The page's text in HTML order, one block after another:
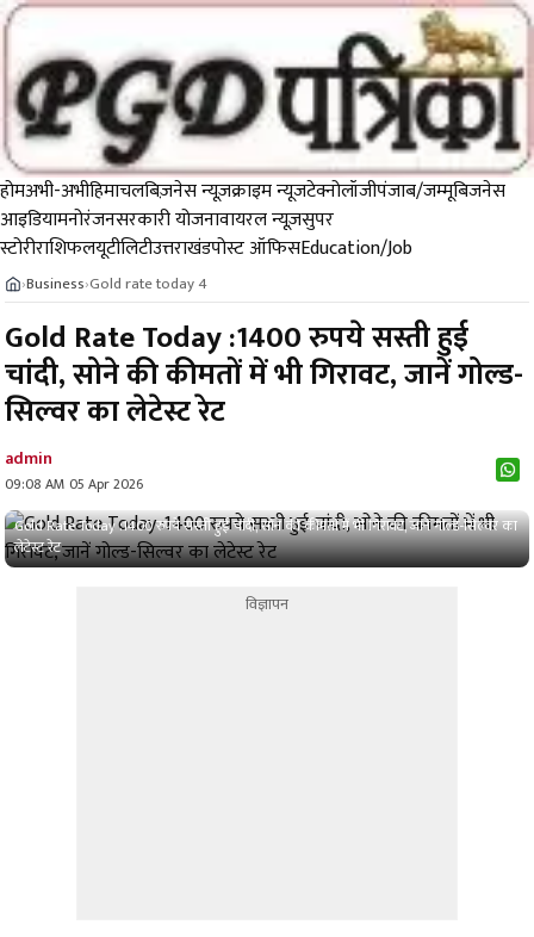
होमअभी-अभीहिमाचलबिज़नेस न्यूज़क्राइम न्यूजटेक्नोलॉजीपंजाब/जम्मूबिजनेस
आइडियामनोरंजनसरकारी योजनावायरल न्यूज़सुपर
स्टोरीराशिफलयूटीलिटीउत्तराखंडपोस्ट ऑफिसEducation/Job
›Business›Gold rate today 4
Gold Rate Today :1400 रुपये सस्ती हुई
चांदी, सोने की कीमतों में भी गिरावट, जानें गोल्ड-
सिल्वर का लेटेस्ट रेट
admin
09:08 AM 05 Apr 2026
Gold Rate Today :1400 रुपये सस्ती हुई चांदी, सोने की कीमतों में भी गिरावट, जानें गोल्ड-सिल्वर का
लेटेस्ट रेट
विज्ञापन